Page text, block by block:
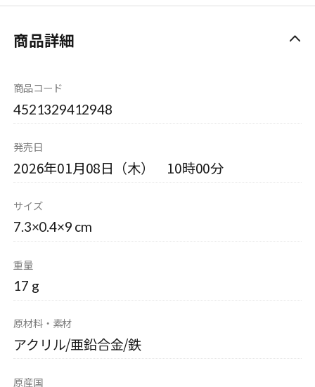
商品詳細
商品コード
4521329412948
発売日
2026年01月08日（木） 10時00分
サイズ
7.3×0.4×9 cm
重量
17 g
原材料・素材
アクリル/亜鉛合金/鉄
原産国